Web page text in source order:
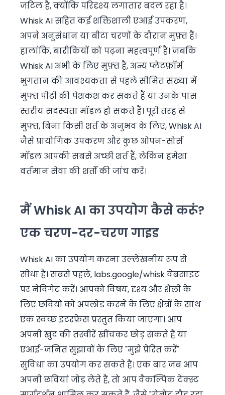
जटिल है, क्योंकि परिदृश्य लगातार बदल रहा है।
Whisk AI सहित कई शक्तिशाली एआई उपकरण,
अपने अनुसंधान या बीटा चरणों के दौरान मुफ़्त हैं।
हालांकि, बारीकियों को पढ़ना महत्वपूर्ण है। जबकि
Whisk AI अभी के लिए मुफ़्त है, अन्य प्लेटफ़ॉर्म
भुगतान की आवश्यकता से पहले सीमित संख्या में
मुफ्त पीढ़ी की पेशकश कर सकते हैं या उनके पास
स्तरीय सदस्यता मॉडल हो सकते हैं। पूरी तरह से
मुफ्त, बिना किसी शर्त के अनुभव के लिए, Whisk AI
जैसे प्रायोगिक उपकरण और कुछ ओपन-सोर्स
मॉडल आपकी सबसे अच्छी शर्त हैं, लेकिन हमेशा
वर्तमान सेवा की शर्तों की जांच करें।
मैं Whisk AI का उपयोग कैसे करूं?
एक चरण-दर-चरण गाइड
Whisk AI का उपयोग करना उल्लेखनीय रूप से
सीधा है। सबसे पहले, labs.google/whisk वेबसाइट
पर नेविगेट करें। आपको विषय, दृश्य और शैली के
लिए छवियों को अपलोड करने के लिए क्षेत्रों के साथ
एक स्वच्छ इंटरफ़ेस प्रस्तुत किया जाएगा। आप
अपनी खुद की तस्वीरें खींचकर छोड़ सकते हैं या
एआई-जनित सुझावों के लिए "मुझे प्रेरित करें"
सुविधा का उपयोग कर सकते हैं। एक बार जब आप
अपनी छवियां जोड़ लेते हैं, तो आप वैकल्पिक टेक्स्ट